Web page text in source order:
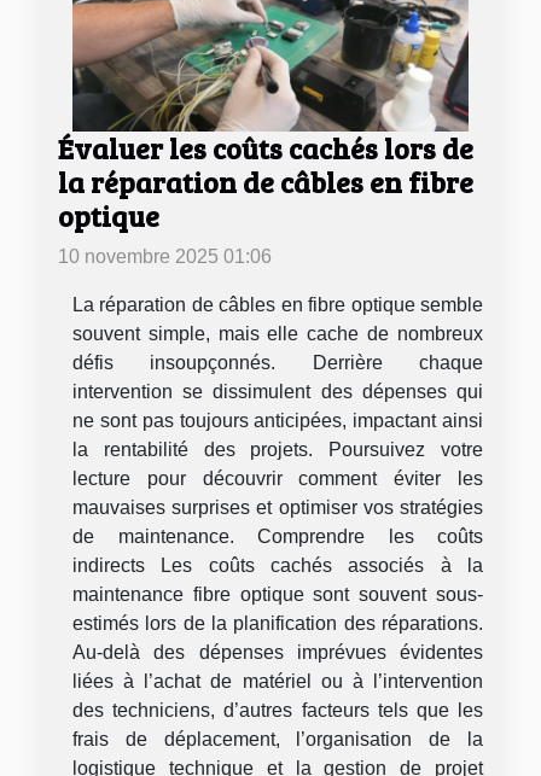
Évaluer les coûts cachés lors de
la réparation de câbles en fibre
optique
10 novembre 2025 01:06
La réparation de câbles en fibre optique semble
souvent simple, mais elle cache de nombreux
défis insoupçonnés. Derrière chaque
intervention se dissimulent des dépenses qui
ne sont pas toujours anticipées, impactant ainsi
la rentabilité des projets. Poursuivez votre
lecture pour découvrir comment éviter les
mauvaises surprises et optimiser vos stratégies
de maintenance. Comprendre les coûts
indirects Les coûts cachés associés à la
maintenance fibre optique sont souvent sous-
estimés lors de la planification des réparations.
Au-delà des dépenses imprévues évidentes
liées à l’achat de matériel ou à l’intervention
des techniciens, d’autres facteurs tels que les
frais de déplacement, l’organisation de la
logistique technique et la gestion de projet